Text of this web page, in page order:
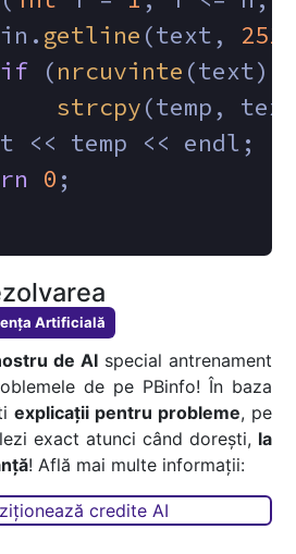
getline (text, 251
if (nrcuvinte (text)
strcpy(temp,
<< temp << endl;
0 ;
Artificială
de AIspecial antrenament
de pe PBinfo! În baza
explicații pentru probleme, pe
exact atunci când dorești, la
! Află mai multe informații:
credite AI